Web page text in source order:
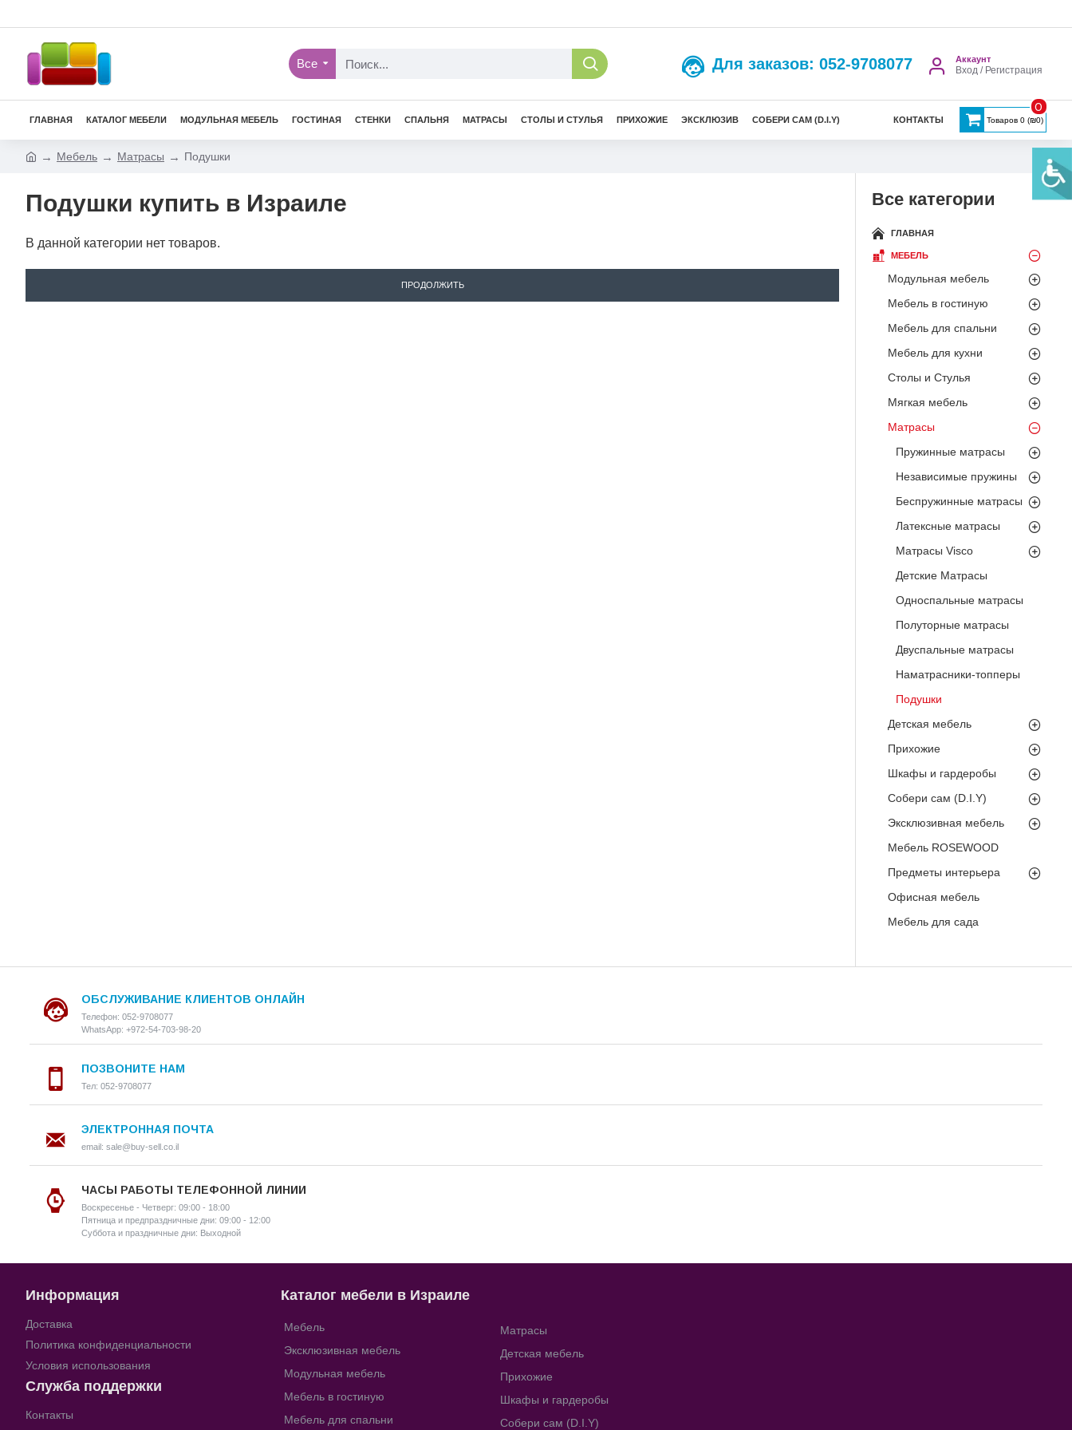
Все Для заказов: 052-9708077 Аккаунт
Вход / Регистрация
ГЛАВНАЯ КАТАЛОГ МЕБЕЛИ МОДУЛЬНАЯ МЕБЕЛЬ ГОСТИНАЯ СТЕНКИ СПАЛЬНЯ МАТРАСЫ СТОЛЫ И СТУЛЬЯ ПРИХОЖИЕ ЭКСКЛЮЗИВ СОБЕРИ САМ (D.I.Y) КОНТАКТЫ Товаров 0 (₪0)
0
Мебель Матрасы Подушки
Подушки купить в Израиле
В данной категории нет товаров.
ПРОДОЛЖИТЬ
Все категории
ГЛАВНАЯ
МЕБЕЛЬ
Модульная мебель
Мебель в гостиную
Мебель для спальни
Мебель для кухни
Столы и Стулья
Мягкая мебель
Матрасы
Пружинные матрасы
Независимые пружины
Беспружинные матрасы
Латексные матрасы
Матрасы Visco
Детские Матрасы
Односпальные матрасы
Полуторные матрасы
Двуспальные матрасы
Наматрасники-топперы
Подушки
Детская мебель
Прихожие
Шкафы и гардеробы
Собери сам (D.I.Y)
Эксклюзивная мебель
Мебель ROSEWOOD
Предметы интерьера
Офисная мебель
Мебель для сада
ОБСЛУЖИВАНИЕ КЛИЕНТОВ ОНЛАЙН
Телефон: 052-9708077
WhatsApp: +972-54-703-98-20
ПОЗВОНИТЕ НАМ
Тел: 052-9708077
ЭЛЕКТРОННАЯ ПОЧТА
email: sale@buy-sell.co.il
ЧАСЫ РАБОТЫ ТЕЛЕФОННОЙ ЛИНИИ
Воскресенье - Четверг: 09:00 - 18:00
Пятница и предпраздничные дни: 09:00 - 12:00
Суббота и праздничные дни: Выходной
Информация
Доставка
Политика конфиденциальности
Условия использования
Служба поддержки
Контакты
Каталог мебели в Израиле
Мебель
Эксклюзивная мебель
Модульная мебель
Мебель в гостиную
Мебель для спальни
Матрасы
Детская мебель
Прихожие
Шкафы и гардеробы
Собери сам (D.I.Y)